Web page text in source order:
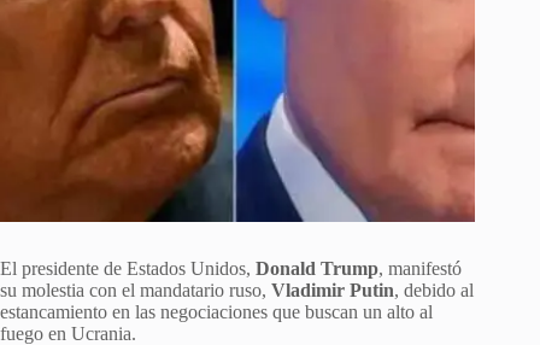
El presidente de Estados Unidos, Donald Trump, manifestó
su molestia con el mandatario ruso, Vladimir Putin, debido al
estancamiento en las negociaciones que buscan un alto al
fuego en Ucrania.